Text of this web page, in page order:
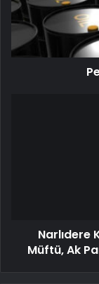
Narlıdere
Müftü, Ak